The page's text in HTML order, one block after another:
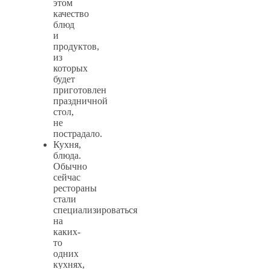
этом
качество
блюд
и
продуктов,
из
которых
будет
приготовлен
праздничной
стол,
не
пострадало.
Кухня,
блюда.
Обычно
сейчас
рестораны
стали
специализироваться
на
каких-
то
одних
кухнях,